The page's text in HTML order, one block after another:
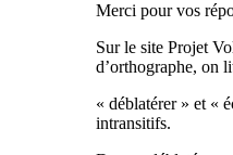
Merci pour vos
Sur le site Projet
d’orthographe, on
« déblatérer » et «
intransitifs.